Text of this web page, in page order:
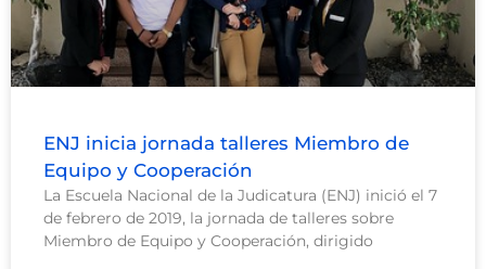
ENJ inicia jornada talleres Miembro de
Equipo y Cooperación
La Escuela Nacional de la Judicatura (ENJ) inició el 7
de febrero de 2019, la jornada de talleres sobre
Miembro de Equipo y Cooperación, dirigido